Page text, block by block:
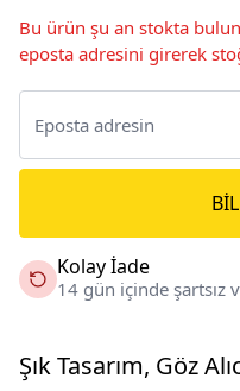
Bu ürün şu an stokta
eposta adresini girerek
Kolay İade
14 gün içinde şartsız
Şık Tasarım, Göz